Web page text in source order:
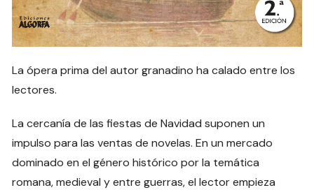
La ópera prima del autor granadino ha calado entre los
lectores.
La cercanía de las fiestas de Navidad suponen un
impulso para las ventas de novelas. En un mercado
dominado en el género histórico por la temática
romana, medieval y entre guerras, el lector empieza